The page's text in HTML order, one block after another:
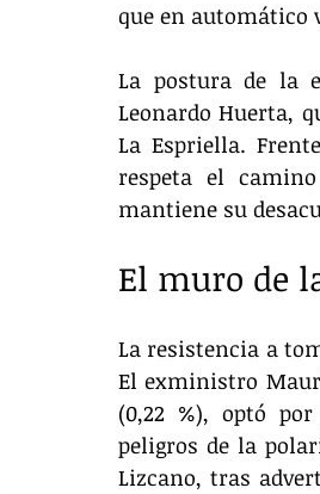
que en automático
La postura de la
Leonardo Huerta,
La Espriella.
respeta el
mantiene su
El muro de
La resistencia a
El exministro
(0,22 %), optó
peligros de la
Lizcano, tras